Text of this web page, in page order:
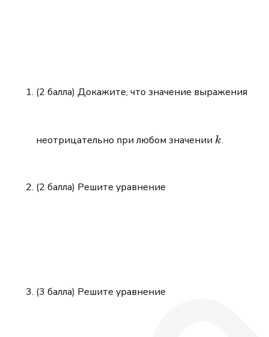
(2 балла) Докажите, что значение выражения
неотрицательно при любом значении k
k.
(2 балла) Решите уравнение
(3 балла) Решите уравнение